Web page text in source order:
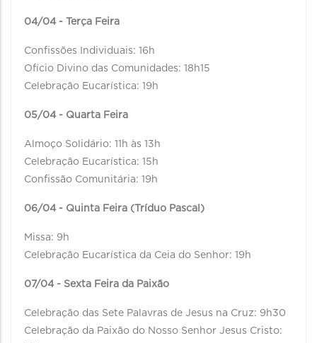
04/04 - Terça Feira
Confissões Individuais: 16h
Ofício Divino das Comunidades: 18h15
Celebração Eucarística: 19h
05/04 - Quarta Feira
Almoço Solidário: 11h às 13h
Celebração Eucarística: 15h
Confissão Comunitária: 19h
06/04 - Quinta Feira (Tríduo Pascal)
Missa: 9h
Celebração Eucarística da Ceia do Senhor: 19h
07/04 - Sexta Feira da Paixão
Celebração das Sete Palavras de Jesus na Cruz: 9h30
Celebração da Paixão do Nosso Senhor Jesus Cristo: